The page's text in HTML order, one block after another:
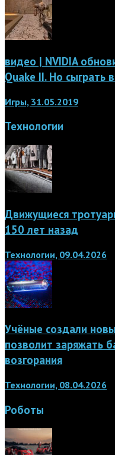
видео | NVIDIA
Quake II. Но сыграть
Игры, 31.05.2019
Технологии
Движущиеся
150 лет назад
Технологии, 09.04.2026
Учёные создали
позволит заряжать
возгорания
Технологии, 08.04.2026
Роботы